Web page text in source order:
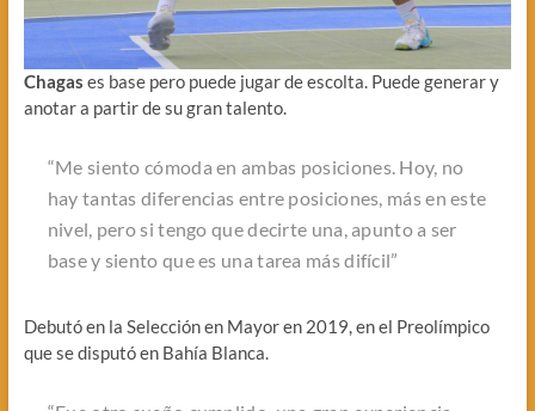
Chagas es base pero puede jugar de escolta. Puede generar y
anotar a partir de su gran talento.
“Me siento cómoda en ambas posiciones. Hoy, no
hay tantas diferencias entre posiciones, más en este
nivel, pero si tengo que decirte una, apunto a ser
base y siento que es una tarea más difícil”
Debutó en la Selección en Mayor en 2019, en el Preolímpico
que se disputó en Bahía Blanca.